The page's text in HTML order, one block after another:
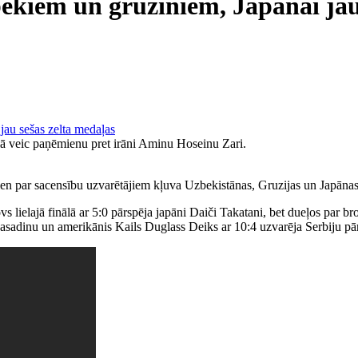
un gruzīniem, Japānai jau
veic paņēmienu pret irāni Aminu Hoseinu Zari.
par sacensību uzvarētājiem kļuva Uzbekistānas, Gruzijas un
lielajā finālā ar 5:0 pārspēja japāni Daiči Takatani, bet dueļos par
un amerikānis Kails Duglass Deiks ar 10:4 uzvarēja Serbiju